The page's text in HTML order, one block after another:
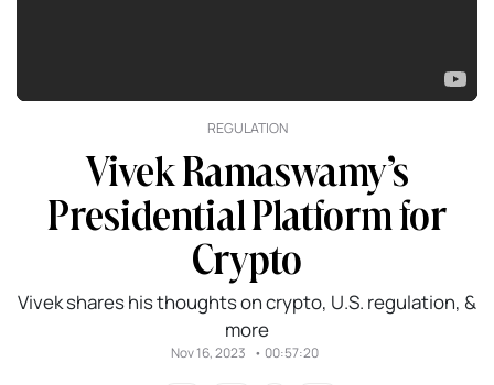
REGULATION
Vivek Ramaswamy’s
Presidential Platform for
Crypto
Vivek shares his thoughts on crypto, U.S. regulation, &
more
Nov 16, 2023 • 00:57:20